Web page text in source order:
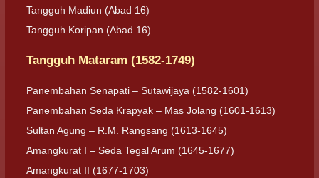
Tangguh Madiun (Abad 16)
Tangguh Koripan (Abad 16)
Tangguh Mataram (1582-1749)
Panembahan Senapati – Sutawijaya (1582-1601)
Panembahan Seda Krapyak – Mas Jolang (1601-1613)
Sultan Agung – R.M. Rangsang (1613-1645)
Amangkurat I – Seda Tegal Arum (1645-1677)
Amangkurat II (1677-1703)